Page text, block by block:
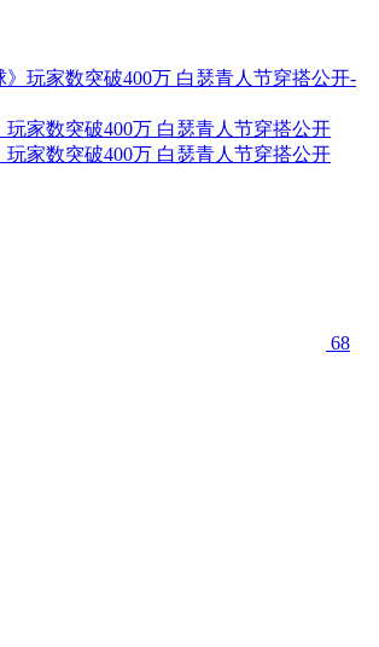
玩家数突破400万 白瑟青人节穿搭公开
玩家数突破400万 白瑟青人节穿搭公开
68